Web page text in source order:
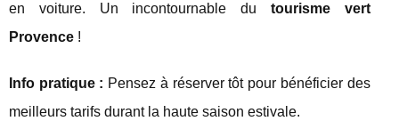
en voiture. Un incontournable du tourisme vert
Provence !
Info pratique : Pensez à réserver tôt pour bénéficier des
meilleurs tarifs durant la haute saison estivale.